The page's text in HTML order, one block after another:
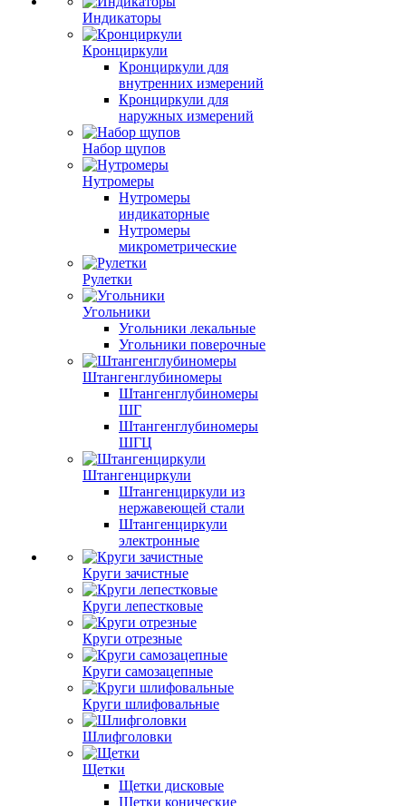
Индикаторы
Кронциркули
Кронциркули для
внутренних измерений
Кронциркули для
наружных измерений
Набор щупов
Нутромеры
Нутромеры
индикаторные
Нутромеры
микрометрические
Рулетки
Угольники
Угольники лекальные
Угольники поверочные
Штангенглубиномеры
Штангенглубиномеры
ШГ
Штангенглубиномеры
ШГЦ
Штангенциркули
Штангенциркули из
нержавеющей стали
Штангенциркули
электронные
Круги зачистные
Круги лепестковые
Круги отрезные
Круги самозацепные
Круги шлифовальные
Шлифголовки
Щетки
Щетки дисковые
Щетки конические